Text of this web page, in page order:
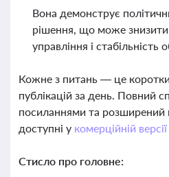
Вона демонструє
рішення, що може знизити
управління і стабільність
Кожне з питань — це
публікацій за день. Повний
посиланнями та розширений
доступні у комерційній
Стисло про головне: